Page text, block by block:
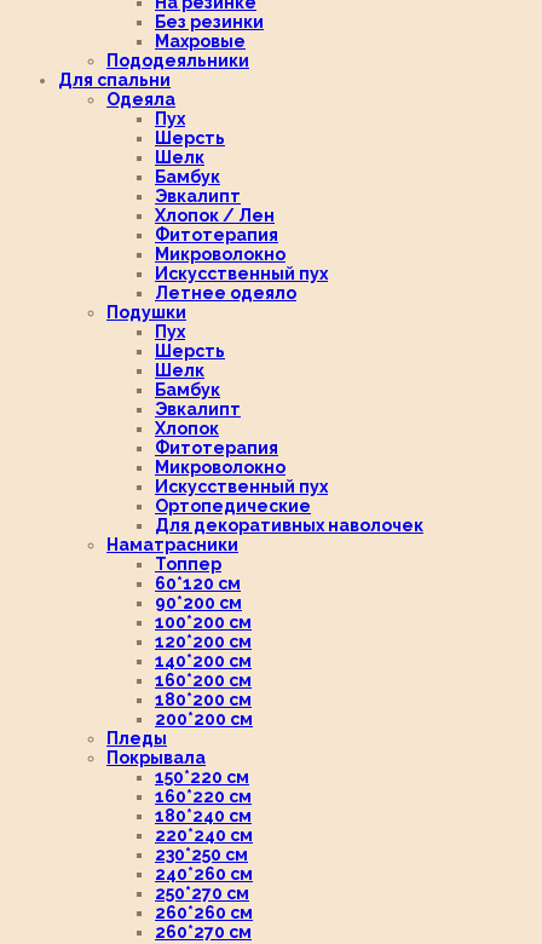
Без резинки
Махровые
Пододеяльники
Для спальни
Одеяла
Пух
Шерсть
Шелк
Бамбук
Эвкалипт
Хлопок / Лен
Фитотерапия
Микроволокно
Искусственный пух
Летнее одеяло
Подушки
Пух
Шерсть
Шелк
Бамбук
Эвкалипт
Хлопок
Фитотерапия
Микроволокно
Искусственный пух
Ортопедические
Для декоративных наволочек
Наматрасники
Топпер
60*120 см
90*200 см
100*200 см
120*200 см
140*200 см
160*200 см
180*200 см
200*200 см
Пледы
Покрывала
150*220 см
160*220 см
180*240 см
220*240 см
230*250 см
240*260 см
250*270 см
260*260 см
260*270 см